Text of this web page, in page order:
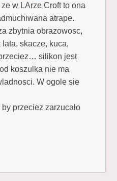
w LArze Croft to ona
atrape.
zbytnia obrazowosc,
skacze, kuca,
silikon jest
koszulka nie ma
W ogole sie
przeciez zarzucało